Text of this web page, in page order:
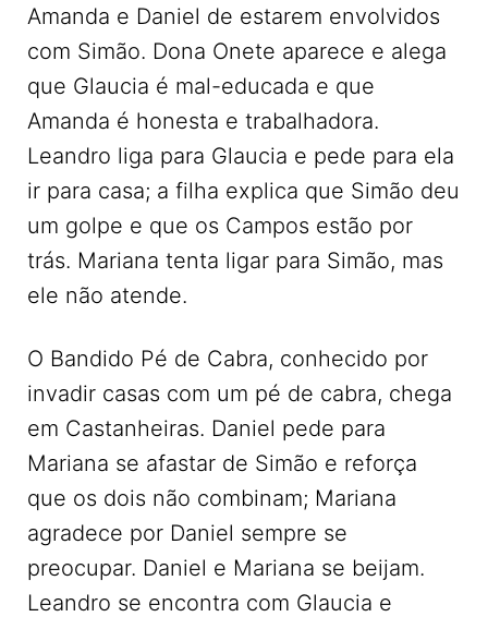
Amanda e Daniel de estarem envolvidos
com Simão. Dona Onete aparece e alega
que Glaucia é mal-educada e que
Amanda é honesta e trabalhadora.
Leandro liga para Glaucia e pede para ela
ir para casa; a filha explica que Simão deu
um golpe e que os Campos estão por
trás. Mariana tenta ligar para Simão, mas
ele não atende.
O Bandido Pé de Cabra, conhecido por
invadir casas com um pé de cabra, chega
em Castanheiras. Daniel pede para
Mariana se afastar de Simão e reforça
que os dois não combinam; Mariana
agradece por Daniel sempre se
preocupar. Daniel e Mariana se beijam.
Leandro se encontra com Glaucia e